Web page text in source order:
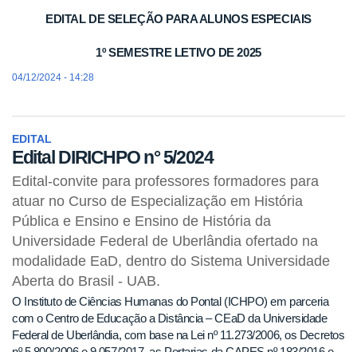
EDITAL DE SELEÇÃO PARA ALUNOS ESPECIAIS
1º SEMESTRE LETIVO DE 2025
04/12/2024 - 14:28
EDITAL
Edital DIRICHPO n° 5/2024
Edital-convite para professores formadores para
atuar no Curso de Especialização em História
Pública e Ensino e Ensino de História da
Universidade Federal de Uberlândia ofertado na
modalidade EaD, dentro do Sistema Universidade
Aberta do Brasil - UAB.
O Instituto de Ciências Humanas do Pontal (ICHPO) em parceria
com o Centro de Educação a Distância – CEaD da Universidade
Federal de Uberlândia, com base na Lei nº 11.273/2006, os Decretos